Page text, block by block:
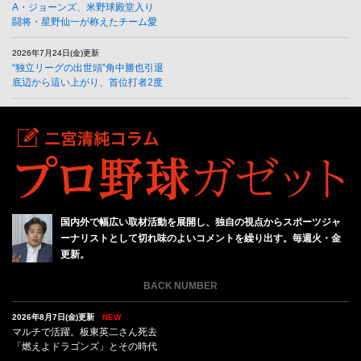
A・ジョーンズ、米野球殿堂入り
闘将・星野仙一が称えたチーム愛
2026年7月24日(金)更新
“独立リーグの出世頭”角中勝也引退
底辺から這い上がり、首位打者2度
国内外で幅広い取材活動を展開し、独自の視点からスポーツジャ
ーナリストとして切れ味のよいコメントを繰り出す。毎週火・金
更新。
BACK NUMBER
2026年8月7日(金)更新 NEW
マルチで活躍。板東英二さん死去
「燃えよドラゴンズ」とその時代